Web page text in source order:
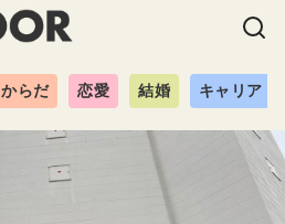
からだ 恋愛 結婚 キャリア